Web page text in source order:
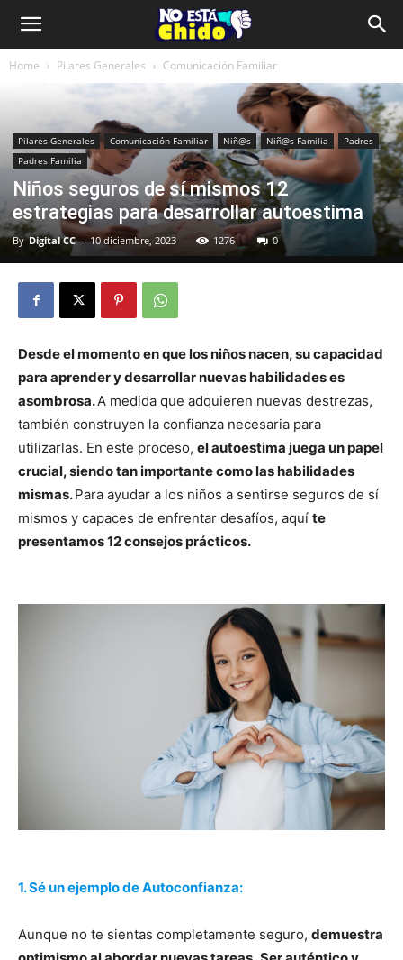
Home Pilares Generales Comunicación Familiar
Pilares Generales Comunicación Familiar Niñ@s Niñ@s Familia
Padres
Padres Familia
Niños seguros de sí mismos 12
estrategias para desarrollar autoestima
By Digital CC - 10 diciembre, 2023 1276 0
Desde el momento en que los niños nacen, su capacidad
para aprender y desarrollar nuevas habilidades es
asombrosa.A medida que adquieren nuevas destrezas,
también construyen la confianza necesaria para
utilizarlas. En este proceso, el autoestima juega un papel
crucial, siendo tan importante como las habilidades
mismas.Para ayudar a los niños a sentirse seguros de sí
mismos y capaces de enfrentar desafíos, aquí te
presentamos 12 consejos prácticos.
1. Sé un ejemplo de Autoconfianza:
Aunque no te sientas completamente seguro, demuestra